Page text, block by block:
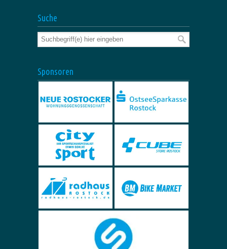
Suche
Sponsoren